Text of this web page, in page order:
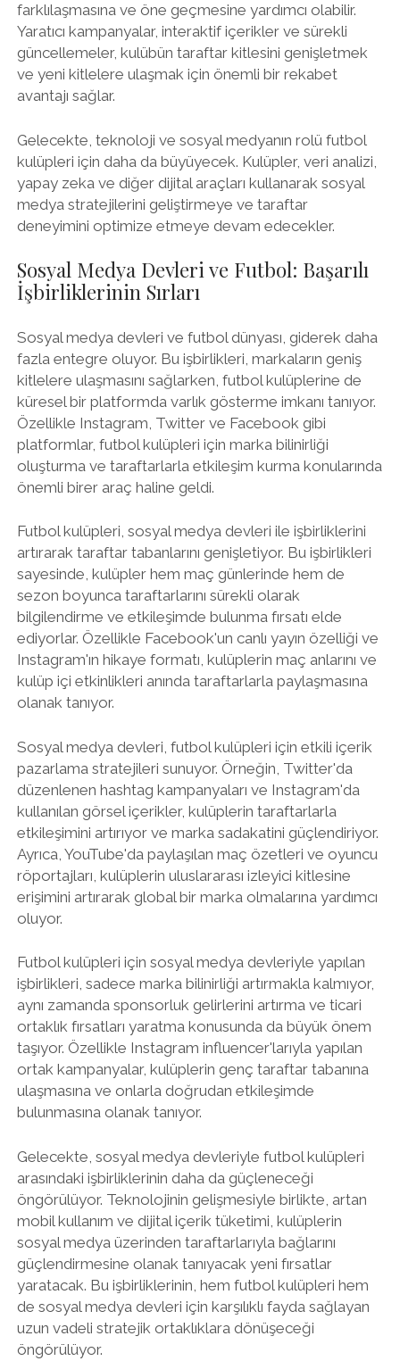
farklılaşmasına ve öne geçmesine yardımcı olabilir.
Yaratıcı kampanyalar, interaktif içerikler ve sürekli
güncellemeler, kulübün taraftar kitlesini genişletmek
ve yeni kitlelere ulaşmak için önemli bir rekabet
avantajı sağlar.
Gelecekte, teknoloji ve sosyal medyanın rolü futbol
kulüpleri için daha da büyüyecek. Kulüpler, veri analizi,
yapay zeka ve diğer dijital araçları kullanarak sosyal
medya stratejilerini geliştirmeye ve taraftar
deneyimini optimize etmeye devam edecekler.
Sosyal Medya Devleri ve Futbol: Başarılı
İşbirliklerinin Sırları
Sosyal medya devleri ve futbol dünyası, giderek daha
fazla entegre oluyor. Bu işbirlikleri, markaların geniş
kitlelere ulaşmasını sağlarken, futbol kulüplerine de
küresel bir platformda varlık gösterme imkanı tanıyor.
Özellikle Instagram, Twitter ve Facebook gibi
platformlar, futbol kulüpleri için marka bilinirliği
oluşturma ve taraftarlarla etkileşim kurma konularında
önemli birer araç haline geldi.
Futbol kulüpleri, sosyal medya devleri ile işbirliklerini
artırarak taraftar tabanlarını genişletiyor. Bu işbirlikleri
sayesinde, kulüpler hem maç günlerinde hem de
sezon boyunca taraftarlarını sürekli olarak
bilgilendirme ve etkileşimde bulunma fırsatı elde
ediyorlar. Özellikle Facebook'un canlı yayın özelliği ve
Instagram'ın hikaye formatı, kulüplerin maç anlarını ve
kulüp içi etkinlikleri anında taraftarlarla paylaşmasına
olanak tanıyor.
Sosyal medya devleri, futbol kulüpleri için etkili içerik
pazarlama stratejileri sunuyor. Örneğin, Twitter'da
düzenlenen hashtag kampanyaları ve Instagram'da
kullanılan görsel içerikler, kulüplerin taraftarlarla
etkileşimini artırıyor ve marka sadakatini güçlendiriyor.
Ayrıca, YouTube'da paylaşılan maç özetleri ve oyuncu
röportajları, kulüplerin uluslararası izleyici kitlesine
erişimini artırarak global bir marka olmalarına yardımcı
oluyor.
Futbol kulüpleri için sosyal medya devleriyle yapılan
işbirlikleri, sadece marka bilinirliği artırmakla kalmıyor,
aynı zamanda sponsorluk gelirlerini artırma ve ticari
ortaklık fırsatları yaratma konusunda da büyük önem
taşıyor. Özellikle Instagram influencer'larıyla yapılan
ortak kampanyalar, kulüplerin genç taraftar tabanına
ulaşmasına ve onlarla doğrudan etkileşimde
bulunmasına olanak tanıyor.
Gelecekte, sosyal medya devleriyle futbol kulüpleri
arasındaki işbirliklerinin daha da güçleneceği
öngörülüyor. Teknolojinin gelişmesiyle birlikte, artan
mobil kullanım ve dijital içerik tüketimi, kulüplerin
sosyal medya üzerinden taraftarlarıyla bağlarını
güçlendirmesine olanak tanıyacak yeni fırsatlar
yaratacak. Bu işbirliklerinin, hem futbol kulüpleri hem
de sosyal medya devleri için karşılıklı fayda sağlayan
uzun vadeli stratejik ortaklıklara dönüşeceği
öngörülüyor.